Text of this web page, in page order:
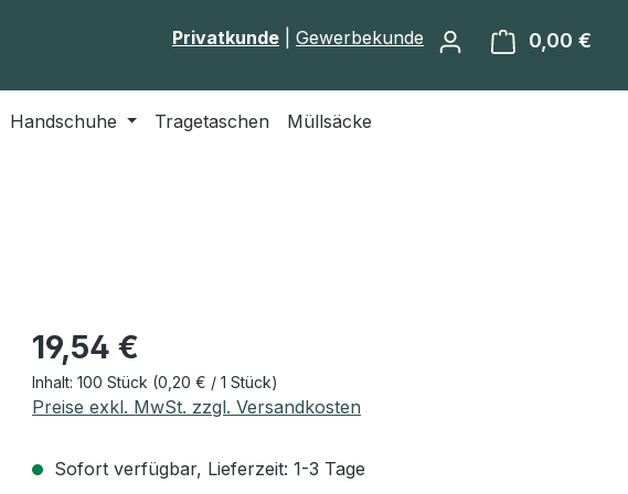
Privatkunde Gewerbekunde 0,00 €
Handschuhe Tragetaschen Müllsäcke
Regulärer Preis:
19,54 €
Inhalt: 100 Stück (0,20 € / 1 Stück)
Preise exkl. MwSt. zzgl. Versandkosten
Sofort verfügbar, Lieferzeit: 1-3 Tage